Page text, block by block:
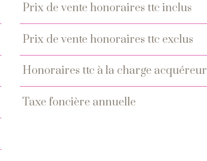
Caractéristiques Valeurs
prix de vente honoraires ttc inclus
prix de vente honoraires ttc exclus
honoraires ttc à la charge acquéreur
taxe foncière annuelle